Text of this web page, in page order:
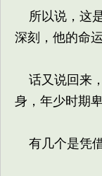
所以说，这
深刻，他的命
话又说回来
身，年少时期
有几个是凭